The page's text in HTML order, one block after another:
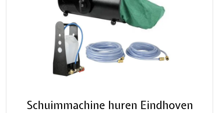
Schuimmachine huren Eindhoven